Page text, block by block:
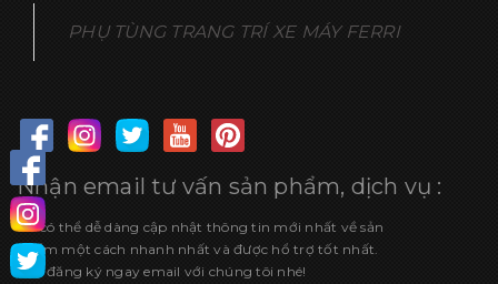
PHỤ TÙNG TRANG TRÍ XE MÁY FERRI
Nhận email tư vấn sản phẩm, dịch vụ :
Để có thể dễ dàng cập nhật thông tin mới nhất về sản
phẩm một cách nhanh nhất và được hổ trợ tốt nhất.
Hãy đăng ký ngay email với chúng tôi nhé!